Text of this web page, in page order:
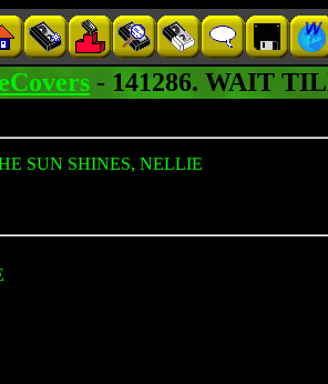
- 141286. WAIT
SUN SHINES, NELLIE